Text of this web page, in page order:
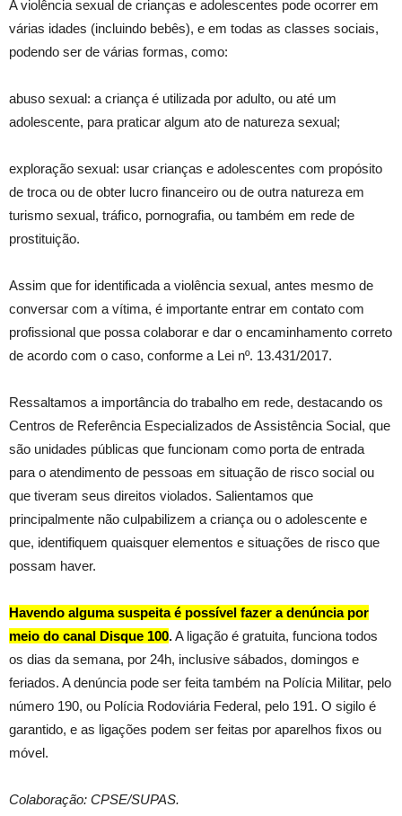
A violência sexual de crianças e adolescentes pode ocorrer em
várias idades (incluindo bebês), e em todas as classes sociais,
podendo ser de várias formas, como:
abuso sexual: a criança é utilizada por adulto, ou até um
adolescente, para praticar algum ato de natureza sexual;
exploração sexual: usar crianças e adolescentes com propósito
de troca ou de obter lucro financeiro ou de outra natureza em
turismo sexual, tráfico, pornografia, ou também em rede de
prostituição.
Assim que for identificada a violência sexual, antes mesmo de
conversar com a vítima, é importante entrar em contato com
profissional que possa colaborar e dar o encaminhamento correto
de acordo com o caso, conforme a Lei nº. 13.431/2017.
Ressaltamos a importância do trabalho em rede, destacando os
Centros de Referência Especializados de Assistência Social, que
são unidades públicas que funcionam como porta de entrada
para o atendimento de pessoas em situação de risco social ou
que tiveram seus direitos violados. Salientamos que
principalmente não culpabilizem a criança ou o adolescente e
que, identifiquem quaisquer elementos e situações de risco que
possam haver.
Havendo alguma suspeita é possível fazer a denúncia por
meio do canal Disque 100.A ligação é gratuita, funciona todos
os dias da semana, por 24h, inclusive sábados, domingos e
feriados. A denúncia pode ser feita também na Polícia Militar, pelo
número 190, ou Polícia Rodoviária Federal, pelo 191. O sigilo é
garantido, e as ligações podem ser feitas por aparelhos fixos ou
móvel.
Colaboração: CPSE/SUPAS.